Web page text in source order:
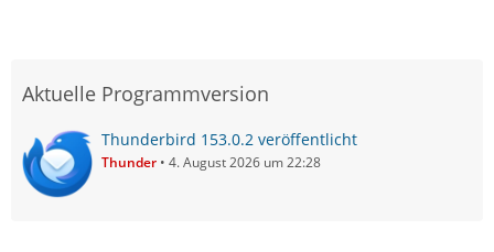
Aktuelle Programmversion
Thunderbird 153.0.2 veröffentlicht
Thunder 4. August 2026 um 22:28